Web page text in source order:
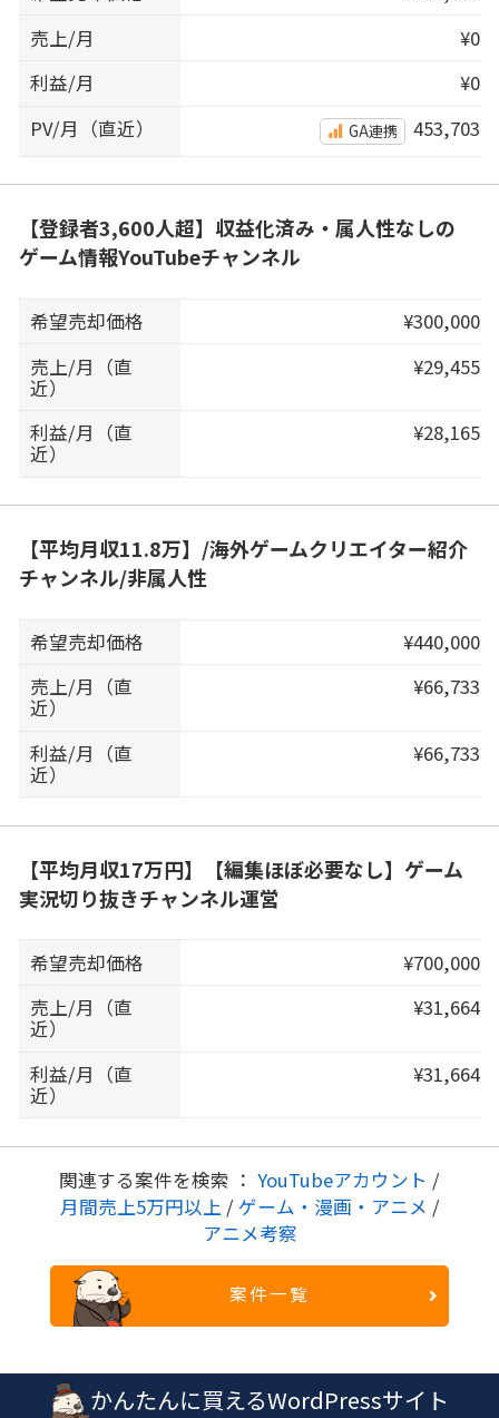
売上/月
¥0
利益/月
¥0
PV/月（直近）
GA連携 453,703
【登録者3,600人超】収益化済み・属人性なしの
ゲーム情報YouTubeチャンネル
希望売却価格
¥300,000
売上/月（直
近）
¥29,455
利益/月（直
近）
¥28,165
【平均月収11.8万】/海外ゲームクリエイター紹介
チャンネル/非属人性
希望売却価格
¥440,000
売上/月（直
近）
¥66,733
利益/月（直
近）
¥66,733
【平均月収17万円】【編集ほぼ必要なし】ゲーム
実況切り抜きチャンネル運営
希望売却価格
¥700,000
売上/月（直
近）
¥31,664
利益/月（直
近）
¥31,664
関連する案件を検索 ： YouTubeアカウント /
月間売上5万円以上 / ゲーム・漫画・アニメ /
アニメ考察
案件一覧
かんたんに買えるWordPressサイト